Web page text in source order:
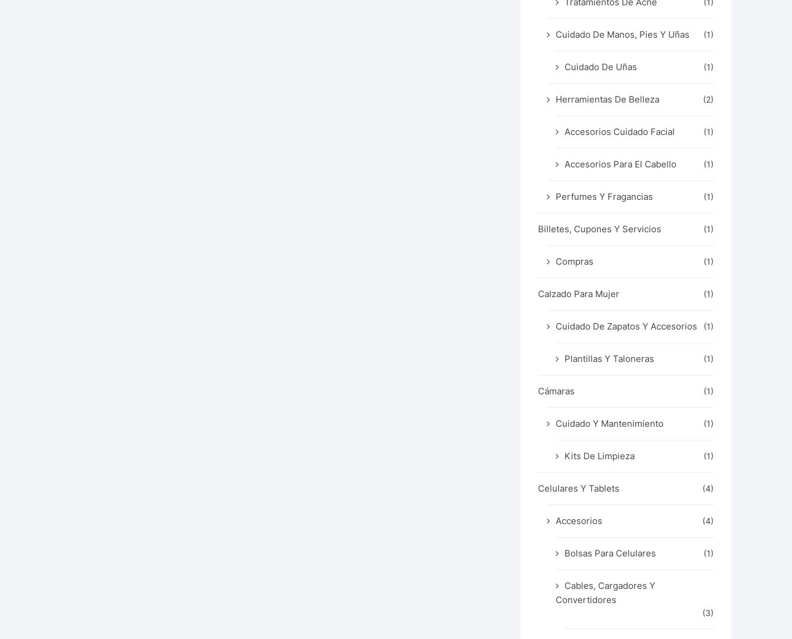
(1)
Cuidado De Manos, Pies Y Uñas (1)
Cuidado De Uñas (1)
Herramientas De Belleza (2)
Accesorios Cuidado Facial (1)
Accesorios Para El Cabello (1)
Perfumes Y Fragancias (1)
Billetes, Cupones Y Servicios (1)
Compras (1)
Calzado Para Mujer (1)
Cuidado De Zapatos Y Accesorios (1)
Plantillas Y Taloneras (1)
Cámaras (1)
Cuidado Y Mantenimiento (1)
Kits De Limpieza (1)
Celulares Y Tablets (4)
Accesorios (4)
Bolsas Para Celulares (1)
Cables, Cargadores Y
Convertidores
(3)